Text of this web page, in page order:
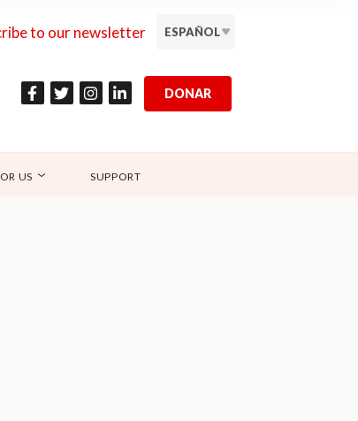
to our newsletter ESPAÑOL
DONAR
US SUPPORT